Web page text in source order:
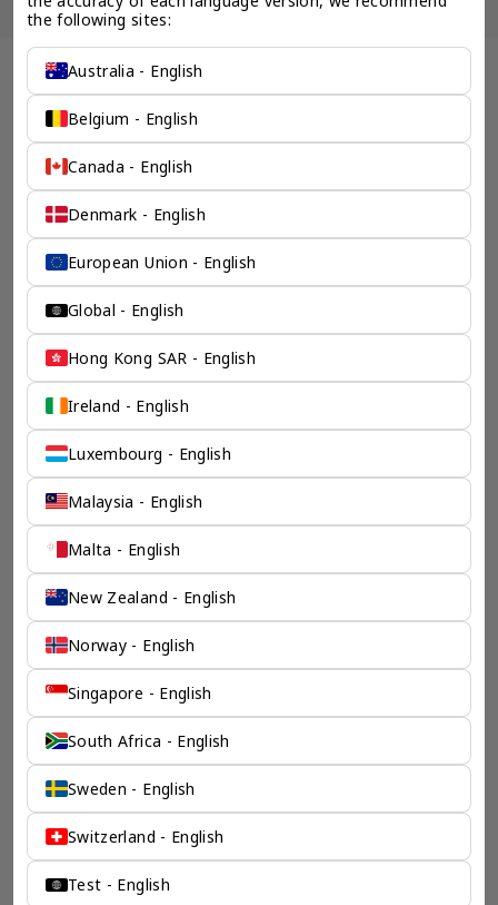
全球 公司秘书 企业服务 - 奕资环球 ™（中国内地）
创意性的方案来解决所有
不可能的想法
奕资环球在全球业务发展上的专业能确保您企业出海上的每一
步成功。我们的动态手法确保了经济高效、高效和持久的解决
方案。通过创造性和专业性的结合，我们经验丰富的团队能够
解决复杂问题，提供最新但永恒的法律结构设计，满足您的商
业目标。
检索产品
一个全服务咨询公司为您
保驾护航
奕资环球是您值得信赖的海外合作伙伴。我们是香港伦敦奕资
咨询有限公司的零售咨询部门，这是一家总部位于香港的全球
咨询机构，接触世界50个市场，约占全球GDP的72%。
凭借其战略优势，我们可以将客户与全球市场的机遇联系起
来，并为21个行业的客户提供服务。
the following sites:
Australia - English
Belgium - English
Canada - English
Denmark - English
European Union - English
Global - English
Hong Kong SAR - English
Ireland - English
Luxembourg - English
Malaysia - English
Malta - English
New Zealand - English
Norway - English
Singapore - English
South Africa - English
Sweden - English
Switzerland - English
Test - English